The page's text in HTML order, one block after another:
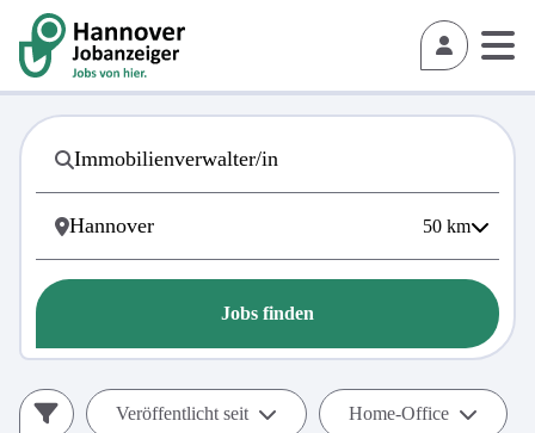
50 km
Jobs finden
Veröffentlicht seit Home-Office